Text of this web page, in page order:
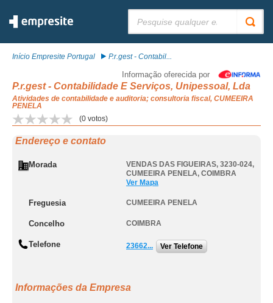
Início Empresite Portugal P.r.gest - Contabil...
Informação oferecida por
P.r.gest - Contabilidade E Serviços, Unipessoal, Lda
Atividades de contabilidade e auditoria; consultoria fiscal, CUMEEIRA
PENELA
(0 votos)
Endereço e contato
Morada VENDAS DAS FIGUEIRAS, 3230-024,
CUMEEIRA PENELA, COIMBRA
Ver Mapa
Freguesia CUMEEIRA PENELA
Concelho COIMBRA
Telefone 23662... Ver Telefone
Informações da Empresa